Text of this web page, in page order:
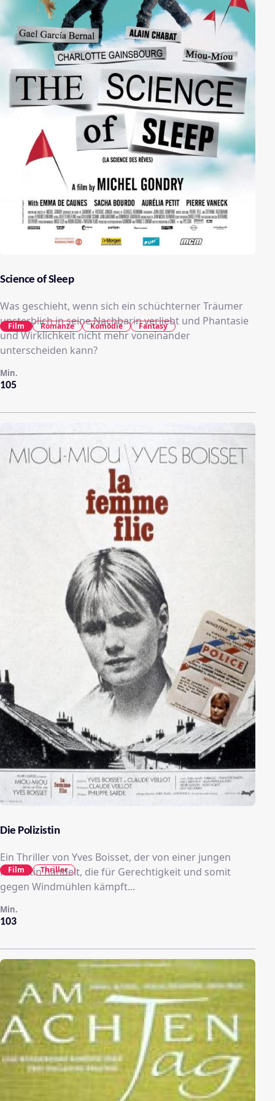
Science of Sleep
Was geschieht, wenn sich ein schüchterner Träumer
unsterblich in seine Nachbarin verliebt und Phantasie
und Wirklichkeit nicht mehr voneinander
unterscheiden kann?
105
Min.
Film Romanze Komödie Fantasy
Die Polizistin
Ein Thriller von Yves Boisset, der von einer jungen
Polizistin handelt, die für Gerechtigkeit und somit
gegen Windmühlen kämpft...
103
Min.
Film Thriller